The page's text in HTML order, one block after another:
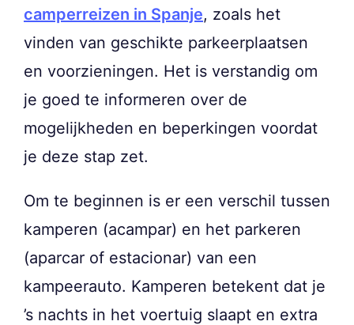
camperreizen in Spanje, zoals het
vinden van geschikte parkeerplaatsen
en voorzieningen. Het is verstandig om
je goed te informeren over de
mogelijkheden en beperkingen voordat
je deze stap zet.
Om te beginnen is er een verschil tussen
kamperen (acampar) en het parkeren
(aparcar of estacionar) van een
kampeerauto. Kamperen betekent dat je
’s nachts in het voertuig slaapt en extra